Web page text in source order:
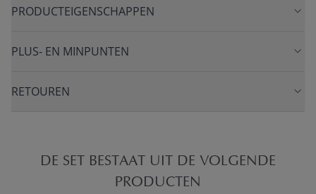
PRODUCTEIGENSCHAPPEN
PLUS- EN MINPUNTEN
RETOUREN
DE SET BESTAAT UIT DE VOLGENDE
PRODUCTEN